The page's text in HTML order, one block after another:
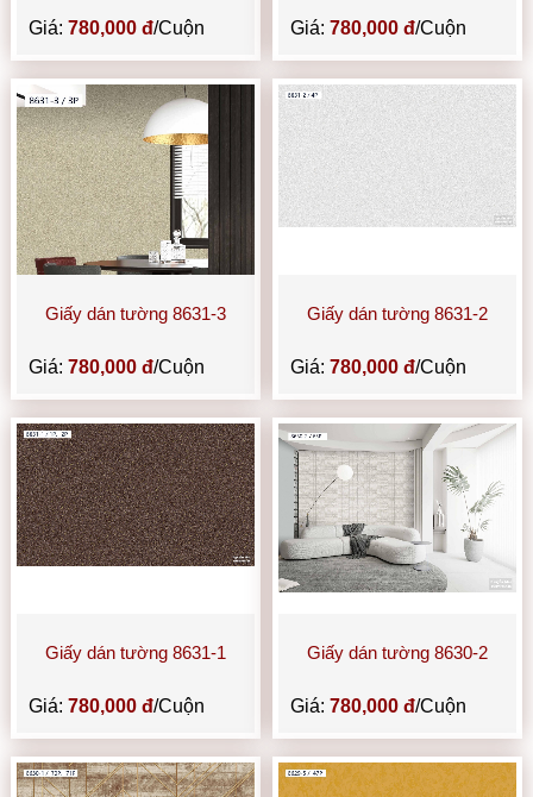
Giá:780,000 đ/Cuộn Giá: 780,000 đ/Cuộn
Giấy dán tường 8631-3
Giá:780,000 đ/Cuộn
Giấy dán tường 8631-2
Giá: 780,000 đ/Cuộn
Giấy dán tường 8631-1
Giá:780,000 đ/Cuộn
Giấy dán tường 8630-2
Giá: 780,000 đ/Cuộn